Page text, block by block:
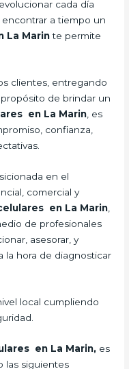
cada día
a tiempo un
La Marinte permite
clientes, entregando
de brindar un
en La Marin , es
confianza,
en el
comercial y
en La Marin
de profesionales
asesorar, y
la hora de diagnosticar
local cumpliendo
en La Marin, es
las siguientes